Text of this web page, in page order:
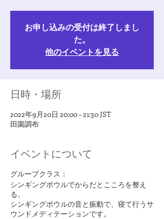
お申し込みの受付は終了しまし
た。
他のイベントを見る
日時・場所
2022年9月20日 20:00 – 21:30 JST
田園調布
イベントについて
グループクラス：
シンギングボウルでからだとこころを整え
る。
シンギングボウルの音と振動で、寝て行うサ
ウンドメディテーションです。